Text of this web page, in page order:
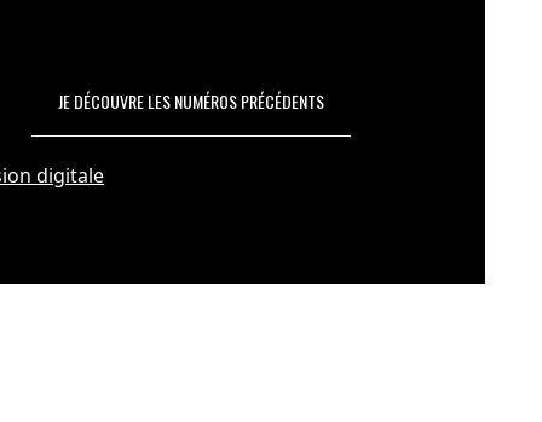
JE DÉCOUVRE LES NUMÉROS PRÉCÉDENTS
digitale